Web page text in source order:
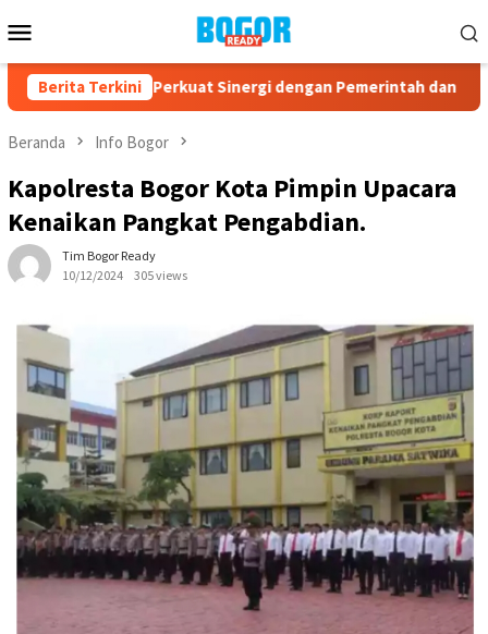
ke
Mobile
Berita Terkini
Bogor Perkuat Sinergi dengan Pemerintah dan Komponen
Beranda Info Bogor
Kapolresta Bogor Kota Pimpin Upacara
Kenaikan Pangkat Pengabdian.
Tim Bogor Ready
10/12/2024
305 views